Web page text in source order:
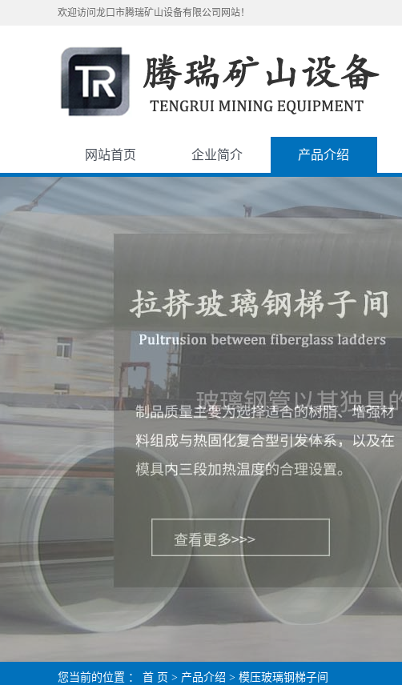
欢迎访问龙口市腾瑞矿山设备有限公司网站！
网站首页 企业简介 产品介绍
您当前的位置 ： 首 页 > 产品介绍 > 模压玻璃钢梯子间